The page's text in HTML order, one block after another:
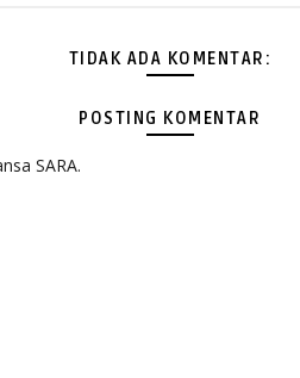
TIDAK ADA KOMENTAR:
POSTING KOMENTAR
SARA.